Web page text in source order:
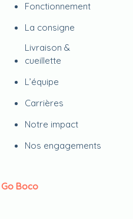
Fonctionnement
La consigne
Livraison &
cueillette
L’équipe
Carrières
Notre impact
Nos engagements
Go Boco